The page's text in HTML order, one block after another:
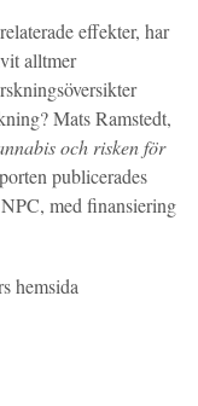
effekter, har
alltmer
Mats Ramstedt,
och risken för
publicerades
med finansiering
hemsida